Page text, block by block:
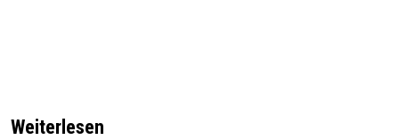
Weiterlesen